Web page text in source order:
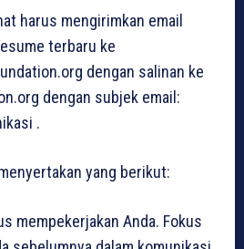
harus mengirimkan email
terbaru ke
dengan salinan ke
dengan subjek email:
.
yang berikut:
mempekerjakan Anda. Fokus